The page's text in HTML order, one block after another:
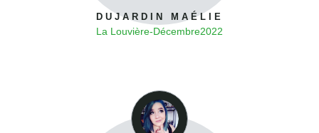
DUJARDIN MAÉLIE
La Louvière-Décembre2022